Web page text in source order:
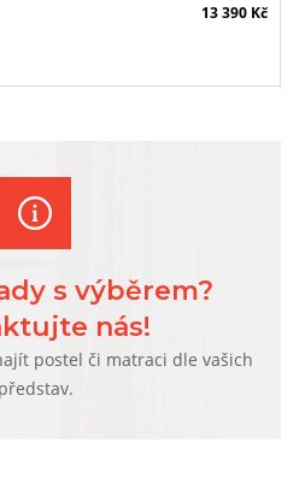
13 390 Kč
s výběrem?
nás!
postel či matraci dle vašich
představ.